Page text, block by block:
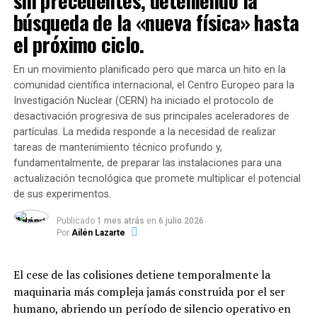
Y advierte:“La inteligencia de defensa evalúa que [el
presidente Putin] estaría dispuesto a sufrir miles de
bajas para conseguir lo que quiere”.
El informe también se hizo eco de lasadvertencias de
la OTAN y Washington de que “no hay pruebas” que
respalden las afirmaciones rusas de que las tropas
se están retirando de las regiones fronterizastras
los ejercicios a gran escala de las últimas semanas.
Una imagen de satélite muestra el despliegue de tropas y
10 de febrero (Maxar Technologies vía REUTERS)
Un portavoz del gobierno británico dijo: “
estar planeando una invasión de Ucrania en
cualquier momento sin previo aviso”.
entrega y dedicación al
salvar vidas. Venezuela
renacerá con el trabajo de
todos”, manifestó a través
de sus redes sociales el
presidente de la Asamblea
Nacional, Jorge Rodríguez.
Actualmente,
albergadas en 107 campamentos transitorios
Fronteras (MSF)advirtió que unas 6.000 personas
continúan durmiendo a la intemperie en la vía pública
(aproximadamente 3.000 frente a edificios inestables en
búsqueda de la «nueva física» hasta
el próximo ciclo.
En un movimiento planificado pero que marca un hito en la
comunidad científica internacional, el Centro Europeo para la
Investigación Nuclear (CERN) ha iniciado el protocolo de
desactivación progresiva de sus principales aceleradores de
partículas. La medida responde a la necesidad de realizar
tareas de mantenimiento técnico profundo y,
fundamentalmente, de preparar las instalaciones para una
actualización tecnológica que promete multiplicar el potencial
de sus experimentos.
Publicado 1 mes atrás en 6 julio 2026
Por Ailén Lazarte
El cese de las colisiones detiene temporalmente la
maquinaria más compleja jamás construida por el ser
humano, abriendo un período de silencio operativo en